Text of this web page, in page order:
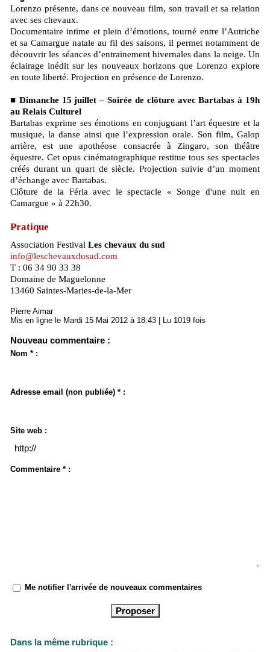
Lorenzo présente, dans ce nouveau film, son travail et sa relation
avec ses chevaux.
Documentaire intime et plein d’émotions, tourné entre l’Autriche
et sa Camargue natale au fil des saisons, il permet notamment de
découvrir les séances d’entrainement hivernales dans la neige. Un
éclairage inédit sur les nouveaux horizons que Lorenzo explore
en toute liberté. Projection en présence de Lorenzo.
■ Dimanche 15 juillet – Soirée de clôture avec Bartabas à 19h
au Relais Culturel
Bartabas exprime ses émotions en conjuguant l’art équestre et la
musique, la danse ainsi que l’expression orale. Son film, Galop
arrière, est une apothéose consacrée à Zingaro, son théâtre
équestre. Cet opus cinématographique restitue tous ses spectacles
créés durant un quart de siècle. Projection suivie d’un moment
d’échange avec Bartabas.
Clôture de la Féria avec le spectacle « Songe d'une nuit en
Camargue » à 22h30.
Pratique
Association Festival Les chevaux du sud
info@leschevauxdusud.com
T : 06 34 90 33 38
Domaine de Maguelonne
13460 Saintes-Maries-de-la-Mer
Pierre Aimar
Mis en ligne le Mardi 15 Mai 2012 à 18:43 | Lu 1019 fois
Nouveau commentaire :
Nom * :
Adresse email (non publiée) * :
Site web :
Commentaire * :
Me notifier l'arrivée de nouveaux commentaires
Dans la même rubrique :